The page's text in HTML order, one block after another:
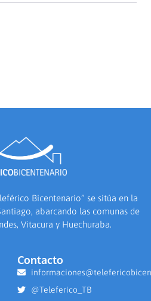
Bicentenario” se sitúa en la
abarcando las comunas de
Vitacura y Huechuraba.
Contacto
@Teleferico_TB